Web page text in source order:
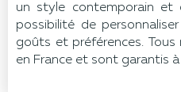
un style contemporain
possibilité de
goûts et préférences.
en France et sont garantis